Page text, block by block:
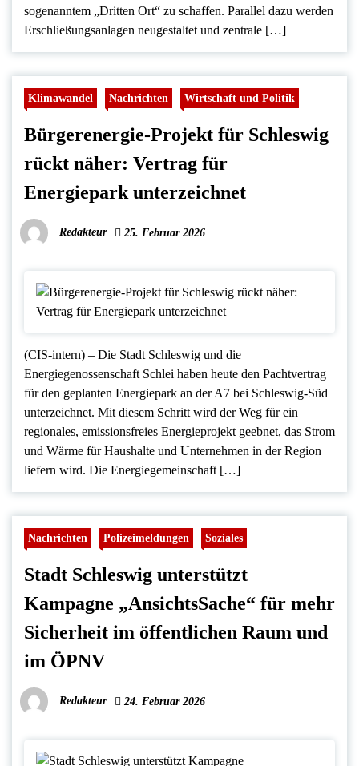
sogenanntem „Dritten Ort“ zu schaffen. Parallel dazu werden
Erschließungsanlagen neugestaltet und zentrale […]
Klimawandel Nachrichten Wirtschaft und Politik
Bürgerenergie-Projekt für Schleswig
rückt näher: Vertrag für
Energiepark unterzeichnet
Redakteur 25. Februar 2026
(CIS-intern) – Die Stadt Schleswig und die
Energiegenossenschaft Schlei haben heute den Pachtvertrag
für den geplanten Energiepark an der A7 bei Schleswig-Süd
unterzeichnet. Mit diesem Schritt wird der Weg für ein
regionales, emissionsfreies Energieprojekt geebnet, das Strom
und Wärme für Haushalte und Unternehmen in der Region
liefern wird. Die Energiegemeinschaft […]
Nachrichten Polizeimeldungen Soziales
Stadt Schleswig unterstützt
Kampagne „AnsichtsSache“ für mehr
Sicherheit im öffentlichen Raum und
im ÖPNV
Redakteur 24. Februar 2026